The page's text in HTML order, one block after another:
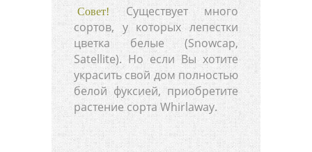
Совет!
Существует много
сортов, у которых лепестки
цветка белые (Snowcap,
Satellite). Но если Вы хотите
украсить свой дом полностью
белой фуксией, приобретите
растение сорта Whirlaway.